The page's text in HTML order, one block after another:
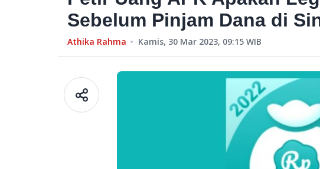
Sebelum Pinjam Dana di
Athika Rahma Kamis, 30 Mar 2023, 09:15 WIB